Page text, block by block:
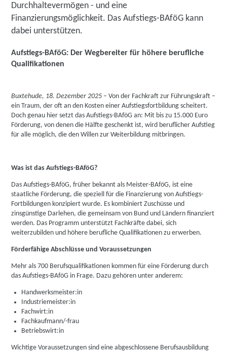
Durchhaltevermögen - und eine
Finanzierungsmöglichkeit. Das Aufstiegs-BAföG kann
dabei unterstützen.
Aufstiegs-BAföG: Der Wegbereiter für höhere berufliche
Qualifikationen
Buxtehude, 18. Dezember 2025 – Von der Fachkraft zur Führungskraft –
ein Traum, der oft an den Kosten einer Aufstiegsfortbildung scheitert.
Doch genau hier setzt das Aufstiegs-BAföG an: Mit bis zu 15.000 Euro
Förderung, von denen die Hälfte geschenkt ist, wird beruflicher Aufstieg
für alle möglich, die den Willen zur Weiterbildung mitbringen.
Was ist das Aufstiegs-BAföG?
Das Aufstiegs-BAföG, früher bekannt als Meister-BAföG, ist eine
staatliche Förderung, die speziell für die Finanzierung von Aufstiegs-
Fortbildungen konzipiert wurde. Es kombiniert Zuschüsse und
zinsgünstige Darlehen, die gemeinsam von Bund und Ländern finanziert
werden. Das Programm unterstützt Fachkräfte dabei, sich
weiterzubilden und höhere berufliche Qualifikationen zu erwerben.
Förderfähige Abschlüsse und Voraussetzungen
Mehr als 700 Berufsqualifikationen kommen für eine Förderung durch
das Aufstiegs-BAföG in Frage. Dazu gehören unter anderem:
Handwerksmeister:in
Industriemeister:in
Fachwirt:in
Fachkaufmann/-frau
Betriebswirt:in
Wichtige Voraussetzungen sind eine abgeschlossene Berufsausbildung